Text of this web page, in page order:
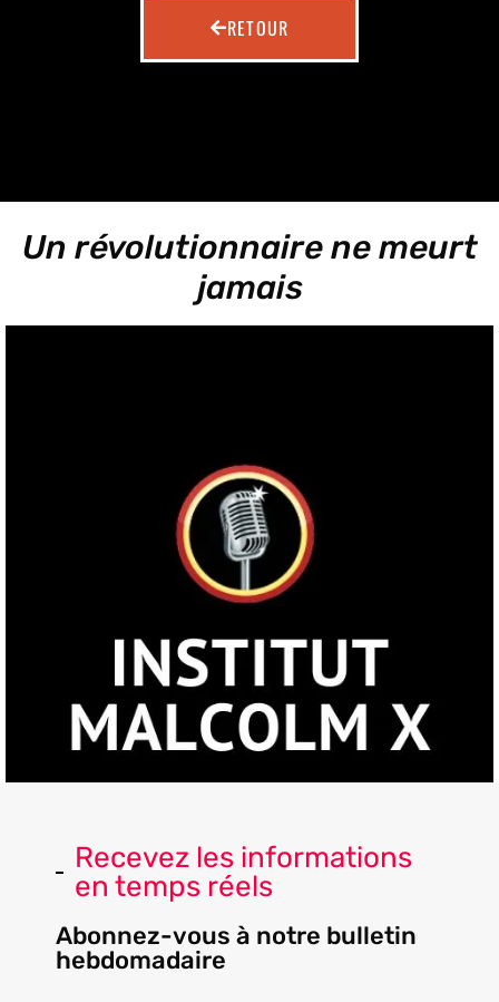
RETOUR
Un révolutionnaire ne meurt
jamais
Recevez les informations
en temps réels
Abonnez-vous à notre bulletin
hebdomadaire